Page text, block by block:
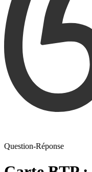
Question-Réponse